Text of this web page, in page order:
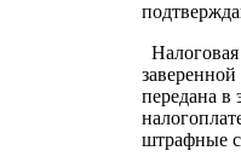
передана
штрафные